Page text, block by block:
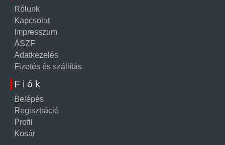
Rólunk
Kapcsolat
Impresszum
ÁSZF
Adatkezelés
Fizetés és szállítás
Fiók
Belépés
Regisztráció
Profil
Kosár